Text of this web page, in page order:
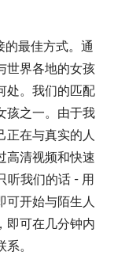
最佳方式。通
世界各地的女孩
处。我们的匹配
孩之一。由于我
正在与真实的人
高清视频和快速
听我们的话 - 用
可开始与陌生人
即可在几分钟内
。